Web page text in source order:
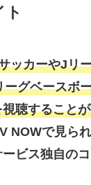
ト
ッカーやJリ
グベースボ
聴すること
NOWで見ら
ビス独自の